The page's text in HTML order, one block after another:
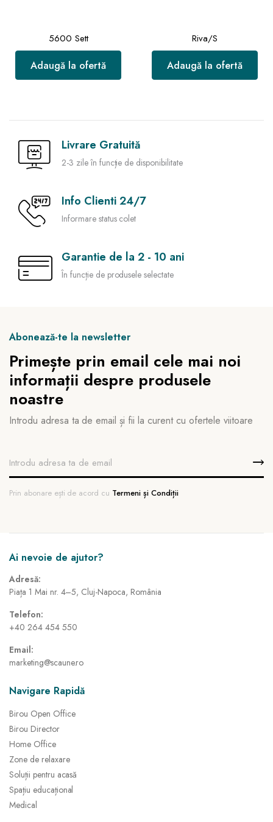
5600 Sett
Adaugă la ofertă
Riva/S
Adaugă la ofertă
Livrare Gratuită
2-3 zile în funcție de disponibilitate
Info Clienti 24/7
Informare status colet
Garantie de la 2 - 10 ani
În funcție de produsele selectate
Abonează-te la newsletter
Primește prin email cele mai noi
informații despre produsele
noastre
Introdu adresa ta de email și fii la curent cu ofertele viitoare
Prin abonare ești de acord cu Termeni și Condiții
Ai nevoie de ajutor?
Adresă:
Piața 1 Mai nr. 4–5, Cluj-Napoca, România
Telefon:
+40 264 454 550
Email:
marketing@scaune.ro
Navigare Rapidă
Birou Open Office
Birou Director
Home Office
Zone de relaxare
Soluții pentru acasă
Spațiu educațional
Medical